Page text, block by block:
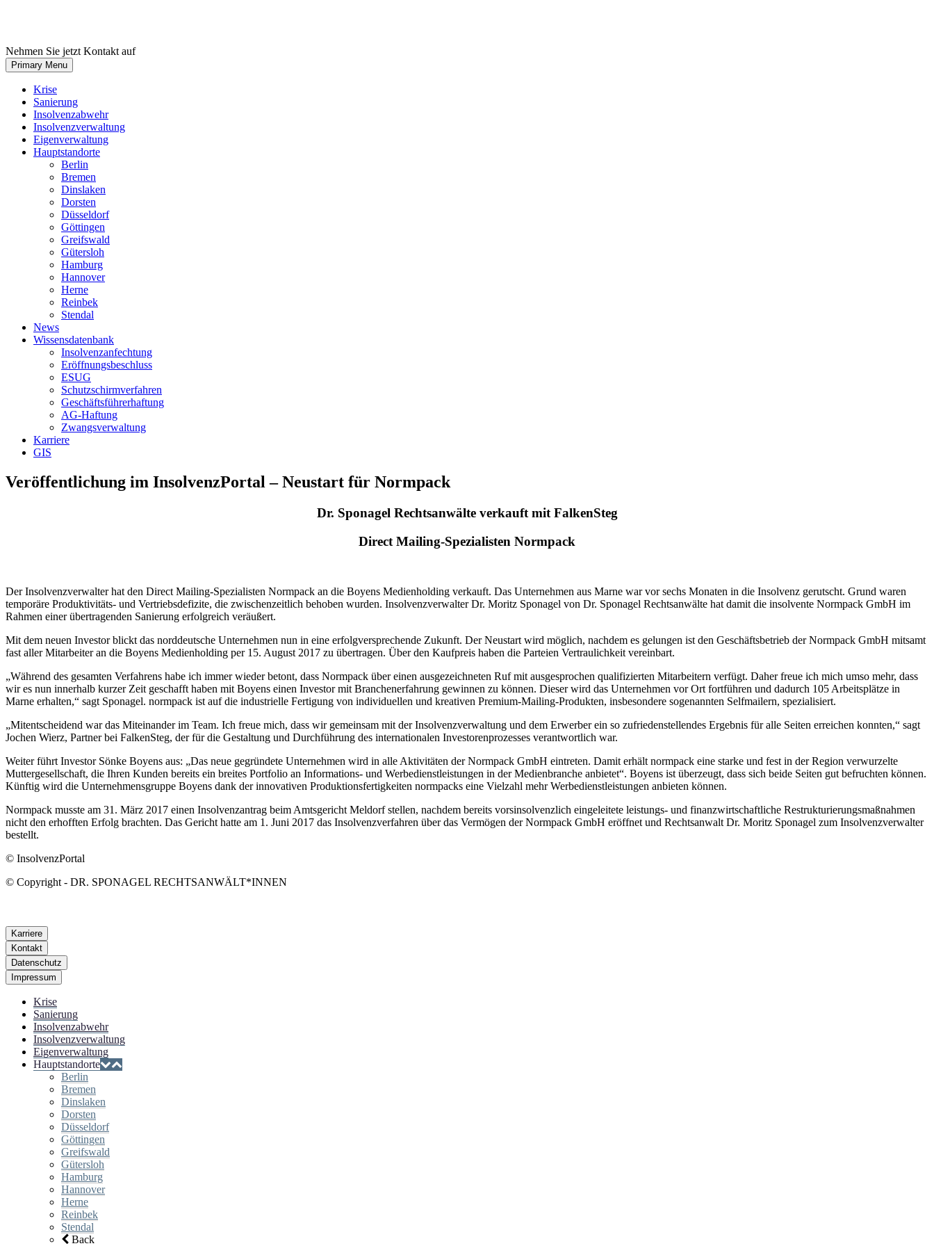
Nehmen Sie jetzt Kontakt auf
Primary Menu
Krise
Sanierung
Insolvenzabwehr
Insolvenzverwaltung
Eigenverwaltung
Hauptstandorte
Berlin
Bremen
Dinslaken
Dorsten
Düsseldorf
Göttingen
Greifswald
Gütersloh
Hamburg
Hannover
Herne
Reinbek
Stendal
News
Wissensdatenbank
Insolvenzanfechtung
Eröffnungsbeschluss
ESUG
Schutzschirmverfahren
Geschäftsführerhaftung
AG-Haftung
Zwangsverwaltung
Karriere
GIS
Veröffentlichung im InsolvenzPortal – Neustart für Normpack
Dr. Sponagel Rechtsanwälte verkauft mit FalkenSteg
Direct Mailing-Spezialisten Normpack
Der Insolvenzverwalter hat den Direct Mailing-Spezialisten Normpack an die Boyens Medienholding verkauft. Das Unternehmen aus Marne war vor sechs Monaten in die Insolvenz gerutscht. Grund waren
temporäre Produktivitäts- und Vertriebsdefizite, die zwischenzeitlich behoben wurden. Insolvenzverwalter Dr. Moritz Sponagel von Dr. Sponagel Rechtsanwälte hat damit die insolvente Normpack GmbH im
Rahmen einer übertragenden Sanierung erfolgreich veräußert.
Mit dem neuen Investor blickt das norddeutsche Unternehmen nun in eine erfolgversprechende Zukunft. Der Neustart wird möglich, nachdem es gelungen ist den Geschäftsbetrieb der Normpack GmbH mitsamt
fast aller Mitarbeiter an die Boyens Medienholding per 15. August 2017 zu übertragen. Über den Kaufpreis haben die Parteien Vertraulichkeit vereinbart.
„Während des gesamten Verfahrens habe ich immer wieder betont, dass Normpack über einen ausgezeichneten Ruf mit ausgesprochen qualifizierten Mitarbeitern verfügt. Daher freue ich mich umso mehr, dass
wir es nun innerhalb kurzer Zeit geschafft haben mit Boyens einen Investor mit Branchenerfahrung gewinnen zu können. Dieser wird das Unternehmen vor Ort fortführen und dadurch 105 Arbeitsplätze in
Marne erhalten,“ sagt Sponagel. normpack ist auf die industrielle Fertigung von individuellen und kreativen Premium-Mailing-Produkten, insbesondere sogenannten Selfmailern, spezialisiert.
„Mitentscheidend war das Miteinander im Team. Ich freue mich, dass wir gemeinsam mit der Insolvenzverwaltung und dem Erwerber ein so zufriedenstellendes Ergebnis für alle Seiten erreichen konnten,“ sagt
Jochen Wierz, Partner bei FalkenSteg, der für die Gestaltung und Durchführung des internationalen Investorenprozesses verantwortlich war.
Weiter führt Investor Sönke Boyens aus: „Das neue gegründete Unternehmen wird in alle Aktivitäten der Normpack GmbH eintreten. Damit erhält normpack eine starke und fest in der Region verwurzelte
Muttergesellschaft, die Ihren Kunden bereits ein breites Portfolio an Informations- und Werbedienstleistungen in der Medienbranche anbietet“. Boyens ist überzeugt, dass sich beide Seiten gut befruchten können.
Künftig wird die Unternehmensgruppe Boyens dank der innovativen Produktionsfertigkeiten normpacks eine Vielzahl mehr Werbedienstleistungen anbieten können.
Normpack musste am 31. März 2017 einen Insolvenzantrag beim Amtsgericht Meldorf stellen, nachdem bereits vorsinsolvenzlich eingeleitete leistungs- und finanzwirtschaftliche Restrukturierungsmaßnahmen
nicht den erhofften Erfolg brachten. Das Gericht hatte am 1. Juni 2017 das Insolvenzverfahren über das Vermögen der Normpack GmbH eröffnet und Rechtsanwalt Dr. Moritz Sponagel zum Insolvenzverwalter
bestellt.
© InsolvenzPortal
© Copyright - DR. SPONAGEL RECHTSANWÄLT*INNEN
Karriere
Kontakt
Datenschutz
Impressum
Krise
Sanierung
Insolvenzabwehr
Insolvenzverwaltung
Eigenverwaltung
Hauptstandorte
Berlin
Bremen
Dinslaken
Dorsten
Düsseldorf
Göttingen
Greifswald
Gütersloh
Hamburg
Hannover
Herne
Reinbek
Stendal
Back